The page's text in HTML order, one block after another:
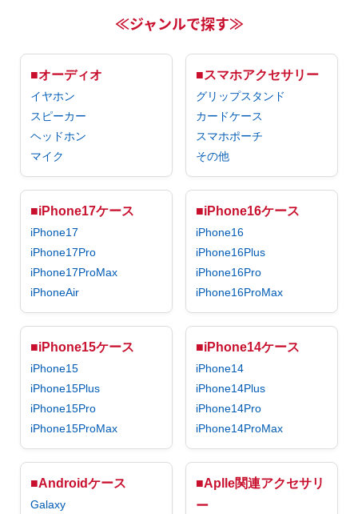
≪ジャンルで探す≫
■オーディオ
イヤホン
スピーカー
ヘッドホン
マイク
■スマホアクセサリー
グリップスタンド
カードケース
スマホポーチ
その他
■iPhone17ケース
iPhone17
iPhone17Pro
iPhone17ProMax
iPhoneAir
■iPhone16ケース
iPhone16
iPhone16Plus
iPhone16Pro
iPhone16ProMax
■iPhone15ケース
iPhone15
iPhone15Plus
iPhone15Pro
iPhone15ProMax
■iPhone14ケース
iPhone14
iPhone14Plus
iPhone14Pro
iPhone14ProMax
■Androidケース
Galaxy
■Aplle関連アクセサリ
ー